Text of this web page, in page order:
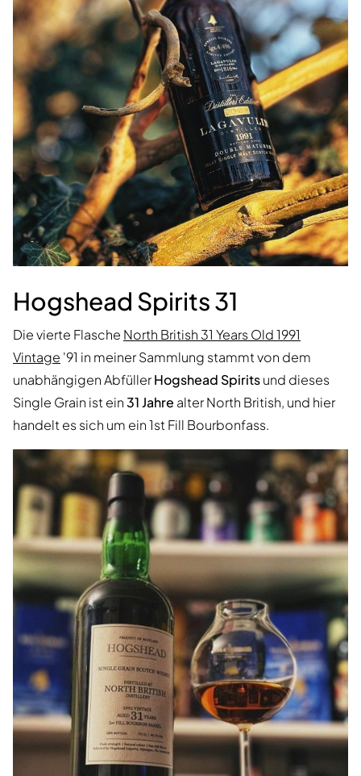
Hogshead Spirits 31
Die vierte Flasche North British 31 Years Old 1991
Vintage '91 in meiner Sammlung stammt von dem
unabhängigen AbfüllerHogshead Spiritsund dieses
Single Grain ist ein31 Jahre alter North British, und hier
handelt es sich um ein 1st Fill Bourbonfass.